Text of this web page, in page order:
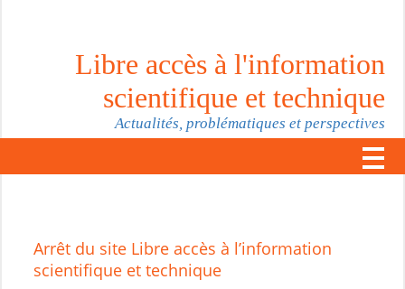
Libre accès à l'information
scientifique et technique
Actualités, problématiques et perspectives
Arrêt du site Libre accès à l’information
scientifique et technique